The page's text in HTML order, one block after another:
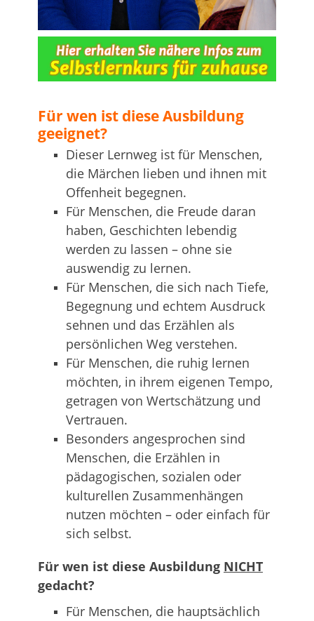
Für wen ist diese Ausbildung
geeignet?
Dieser Lernweg ist für Menschen,
die Märchen lieben und ihnen mit
Offenheit begegnen.
Für Menschen, die Freude daran
haben, Geschichten lebendig
werden zu lassen – ohne sie
auswendig zu lernen.
Für Menschen, die sich nach Tiefe,
Begegnung und echtem Ausdruck
sehnen und das Erzählen als
persönlichen Weg verstehen.
Für Menschen, die ruhig lernen
möchten, in ihrem eigenen Tempo,
getragen von Wertschätzung und
Vertrauen.
Besonders angesprochen sind
Menschen, die Erzählen in
pädagogischen, sozialen oder
kulturellen Zusammenhängen
nutzen möchten – oder einfach für
sich selbst.
Für wen ist diese Ausbildung NICHT
gedacht?
Für Menschen, die hauptsächlich